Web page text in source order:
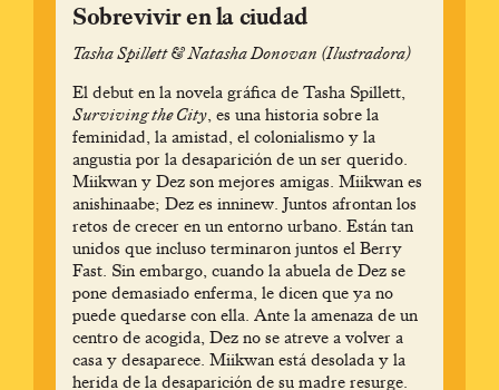
Sobrevivir en la ciudad
Tasha Spillett & Natasha Donovan (Ilustradora)
El debut en la novela gráfica de Tasha Spillett,
Surviving the City, es una historia sobre la
feminidad, la amistad, el colonialismo y la
angustia por la desaparición de un ser querido.
Miikwan y Dez son mejores amigas. Miikwan es
anishinaabe; Dez es inninew. Juntos afrontan los
retos de crecer en un entorno urbano. Están tan
unidos que incluso terminaron juntos el Berry
Fast. Sin embargo, cuando la abuela de Dez se
pone demasiado enferma, le dicen que ya no
puede quedarse con ella. Ante la amenaza de un
centro de acogida, Dez no se atreve a volver a
casa y desaparece. Miikwan está desolada y la
herida de la desaparición de su madre resurge.